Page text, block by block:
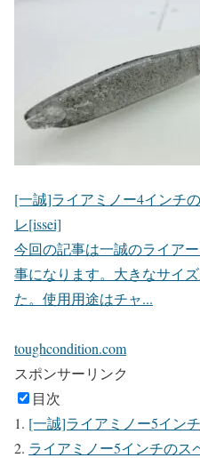
[一誠]ライアミノー4インチ
レ[issei]
今回の記事は一誠のライア
事になります。大きなサイ
た。使用用途はチャ...
toughcondition.com
スポンサーリンク
目次
[一誠]ライアミノー5インチ
ライアミノー5インチのス